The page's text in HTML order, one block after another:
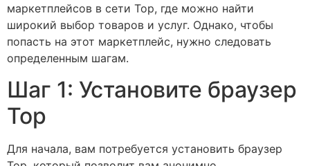
маркетплейсов в сети Тор, где можно найти
широкий выбор товаров и услуг. Однако, чтобы
попасть на этот маркетплейс, нужно следовать
определенным шагам.
Шаг 1: Установите браузер
Тор
Для начала, вам потребуется установить браузер